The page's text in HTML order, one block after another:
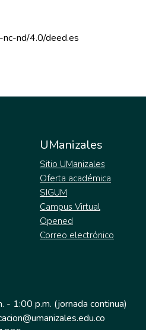
nd/4.0/deed.es
UManizales
Sitio UManizales
Oferta académica
SIGUM
Campus Virtual
Opened
Correo electrónico
- 1:00 p.m. (jornada continua)